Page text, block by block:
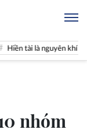
là nguyên khí Quốc gia
nhóm